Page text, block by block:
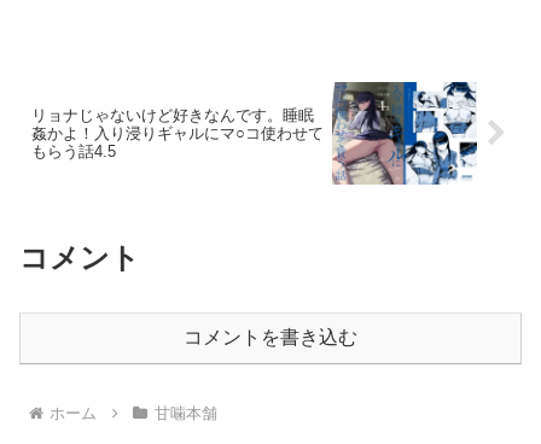
リョナじゃないけど好きなんです。睡眠
姦かよ！入り浸りギャルにマ○コ使わせて
もらう話4.5
コメント
コメントを書き込む
ホーム 甘噛本舗